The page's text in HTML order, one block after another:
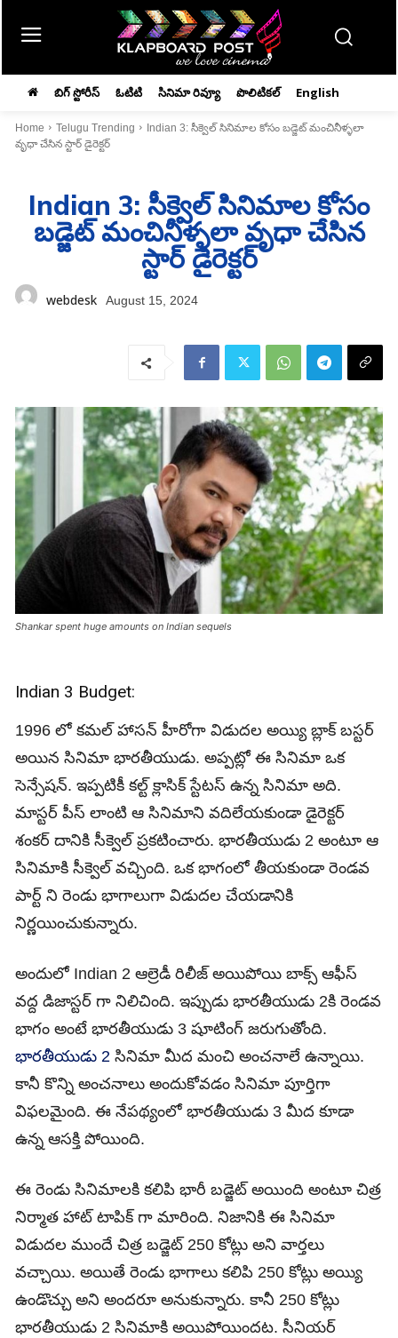
బిగ్ స్టోరీస్ ఓటిటి సినిమా రివ్యూ పొలిటికల్ English
Home Telugu Trending
Indian 3: సీక్వెల్ సినిమాల కోసం బడ్జెట్ మంచినీళ్ళలా
వృధా చేసిన స్టార్ డైరెక్టర్
Indian 3: సీక్వెల్ సినిమాల కోసం
బడ్జెట్ మంచినీళ్ళలా వృధా చేసిన
స్టార్ డైరెక్టర్
webdesk August 15, 2024
Shankar spent huge amounts on Indian sequels
Indian 3 Budget:
1996 లో కమల్ హాసన్ హీరోగా విడుదల అయ్యి బ్లాక్ బస్టర్
అయిన సినిమా భారతీయుడు. అప్పట్లో ఈ సినిమా ఒక
సెన్సేషన్. ఇప్పటికీ కల్ట్ క్లాసిక్ స్టేటస్ ఉన్న సినిమా అది.
మాస్టర్ పీస్ లాంటి ఆ సినిమాని వదిలేయకుండా డైరెక్టర్
శంకర్ దానికి సీక్వెల్ ప్రకటించారు. భారతీయుడు 2 అంటూ ఆ
సినిమాకి సీక్వెల్ వచ్చింది. ఒక భాగంలో తీయకుండా రెండవ
పార్ట్ ని రెండు భాగాలుగా విడుదల చేయడానికి
నిర్ణయించుకున్నారు.
అందులో Indian 2 ఆల్రెడీ రిలీజ్ అయిపోయి బాక్స్ ఆఫీస్
వద్ద డిజాస్టర్ గా నిలిచింది. ఇప్పుడు భారతీయుడు 2కి రెండవ
భాగం అంటే భారతీయుడు 3 షూటింగ్ జరుగుతోంది.
భారతీయుడు 2 సినిమా మీద మంచి అంచనాలే ఉన్నాయి.
కానీ కొన్ని అంచనాలు అందుకోవడం సినిమా పూర్తిగా
విఫలమైంది. ఈ నేపథ్యంలో భారతీయుడు 3 మీద కూడా
ఉన్న ఆసక్తి పోయింది.
ఈ రెండు సినిమాలకి కలిపి భారీ బడ్జెట్ అయింది అంటూ చిత్ర
నిర్మాత హాట్ టాపిక్ గా మారింది. నిజానికి ఈ సినిమా
విడుదల ముందే చిత్ర బడ్జెట్ 250 కోట్లు అని వార్తలు
వచ్చాయి. అయితే రెండు భాగాలు కలిపి 250 కోట్లు అయ్యి
ఉండొచ్చు అని అందరూ అనుకున్నారు. కానీ 250 కోట్లు
భారతీయుడు 2 సినిమాకి అయిపోయిందట. సీనియర్